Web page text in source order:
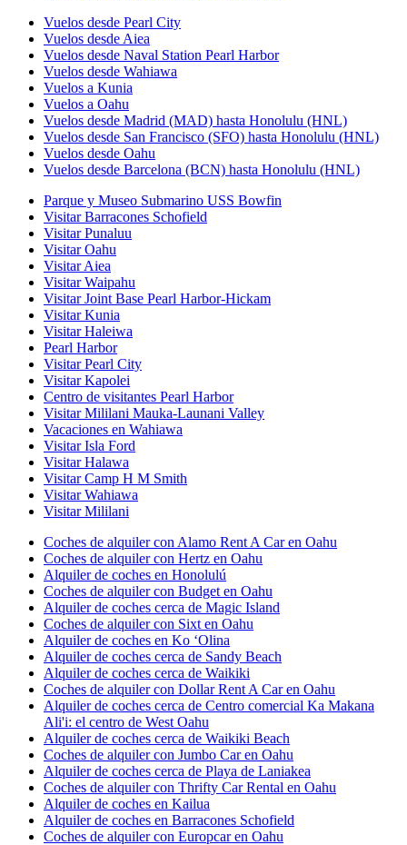
Vuelos desde Pearl City
Vuelos desde Aiea
Vuelos desde Naval Station Pearl Harbor
Vuelos desde Wahiawa
Vuelos a Kunia
Vuelos a Oahu
Vuelos desde Madrid (MAD) hasta Honolulu (HNL)
Vuelos desde San Francisco (SFO) hasta Honolulu (HNL)
Vuelos desde Oahu
Vuelos desde Barcelona (BCN) hasta Honolulu (HNL)
Parque y Museo Submarino USS Bowfin
Visitar Barracones Schofield
Visitar Punaluu
Visitar Oahu
Visitar Aiea
Visitar Waipahu
Visitar Joint Base Pearl Harbor-Hickam
Visitar Kunia
Visitar Haleiwa
Pearl Harbor
Visitar Pearl City
Visitar Kapolei
Centro de visitantes Pearl Harbor
Visitar Mililani Mauka-Launani Valley
Vacaciones en Wahiawa
Visitar Isla Ford
Visitar Halawa
Visitar Camp H M Smith
Visitar Wahiawa
Visitar Mililani
Coches de alquiler con Alamo Rent A Car en Oahu
Coches de alquiler con Hertz en Oahu
Alquiler de coches en Honolulú
Coches de alquiler con Budget en Oahu
Alquiler de coches cerca de Magic Island
Coches de alquiler con Sixt en Oahu
Alquiler de coches en Ko ʻOlina
Alquiler de coches cerca de Sandy Beach
Alquiler de coches cerca de Waikiki
Coches de alquiler con Dollar Rent A Car en Oahu
Alquiler de coches cerca de Centro comercial Ka Makana
Ali'i: el centro de West Oahu
Alquiler de coches cerca de Waikiki Beach
Coches de alquiler con Jumbo Car en Oahu
Alquiler de coches cerca de Playa de Laniakea
Coches de alquiler con Thrifty Car Rental en Oahu
Alquiler de coches en Kailua
Alquiler de coches en Barracones Schofield
Coches de alquiler con Europcar en Oahu